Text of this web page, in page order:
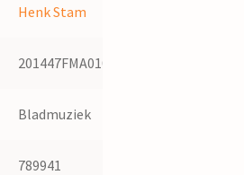
Henk Stam
201447FMA010
Bladmuziek
789941